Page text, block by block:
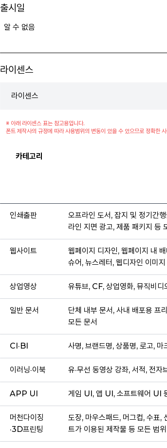
출시일
알 수 없음
라이센스
라이센스
※ 아래 라이센스 표는 참고용입니다.
폰트 제작사의 규정에 따라 사용범위의 변동이 있을 수 있으므로 정확한
카테고리
인쇄출판
오프라인 도서, 잡지 및 정기간
라인 지면 광고, 제품 패키지 등
웹사이트
웹페이지 디자인, 웹페이지 내
슈어, 뉴스레터, 웹디자인 이미
상업영상 유튜브, CF, 상업영화, 뮤직비디
일반 문서
단체 내부 문서, 사내 배포용 프
모든 문서
CI·BI 사명, 브랜드명, 상품명, 로고,
이러닝·이북 유·무선 동영상 강좌, 서적, 전자
APP UI 게임 UI, 앱 UI, 소프트웨어 UI
머천다이징
·3D프린팅
도장, 마우스패드, 머그컵, 수표,
트가 이용된 제작물 등 모든 범위